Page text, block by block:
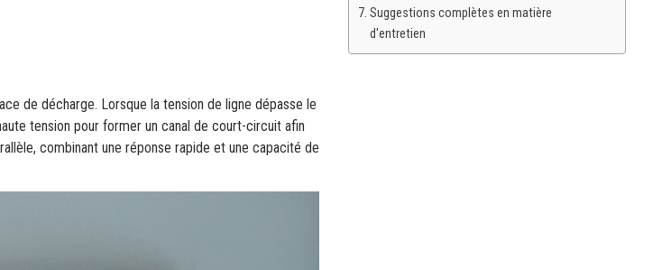
de décharge. Lorsque la tension de ligne dépasse le
tension pour former un canal de court-circuit afin
combinant une réponse rapide et une capacité de
Suggestions complètes en matière
d'entretien